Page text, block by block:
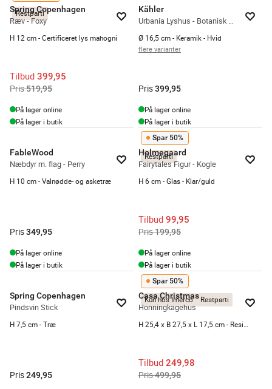
Restparti
Spring Copenhagen
Ræv - Foxy
H 12 cm - Certificeret lys mahogni
Tilbud 399,95
Pris519,95
På lager online
På lager i butik
Kähler
Urbania Lyshus - Botanisk Have
Ø 16,5 cm - Keramik - Hvid
flere varianter
Pris399,95
På lager online
På lager i butik
FableWood
Næbdyr m. flag - Perry
H 10 cm - Valnødde- og asketræ
Pris349,95
På lager online
På lager i butik
Restparti
Spar 50%
Holmegaard
Fairytales Figur - Kogle
H 6 cm - Glas - Klar/guld
Tilbud 99,95
Pris199,95
På lager online
På lager i butik
Spring Copenhagen
Pindsvin Stick
H 7,5 cm - Træ
Pris249,95
Kun hos Imerco Restparti
Spar 50%
Casa Christmas
Honningkagehus
Tilbud 249,98
Pris499,95